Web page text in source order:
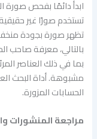
ابدأ دائمًا بفحص صورة
تستخدم صورًا غير
تظهر صورة بجودة
بالتالي، معرفة صاحب
بما في ذلك العناصر
مشبوهة. أداة البحث
الحسابات المزورة.
مراجعة المنشورات